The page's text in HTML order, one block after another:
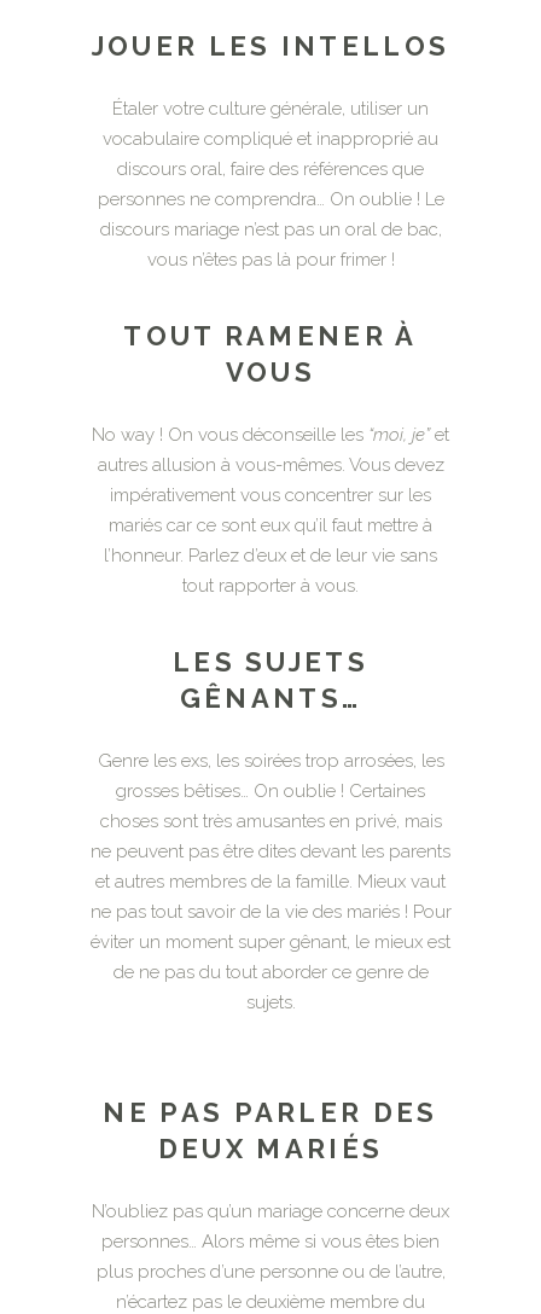
JOUER LES INTELLOS
Étaler votre culture générale, utiliser un
vocabulaire compliqué et inapproprié au
discours oral, faire des références que
personnes ne comprendra… On oublie ! Le
discours mariage n’est pas un oral de bac,
vous n’êtes pas là pour frimer !
TOUT RAMENER À
VOUS
No way ! On vous déconseille les “moi, je”et
autres allusion à vous-mêmes. Vous devez
impérativement vous concentrer sur les
mariés car ce sont eux qu’il faut mettre à
l’honneur. Parlez d’eux et de leur vie sans
tout rapporter à vous.
LES SUJETS
GÊNANTS…
Genre les exs, les soirées trop arrosées, les
grosses bêtises… On oublie ! Certaines
choses sont très amusantes en privé, mais
ne peuvent pas être dites devant les parents
et autres membres de la famille. Mieux vaut
ne pas tout savoir de la vie des mariés ! Pour
éviter un moment super gênant, le mieux est
de ne pas du tout aborder ce genre de
sujets.
NE PAS PARLER DES
DEUX MARIÉS
N’oubliez pas qu’un mariage concerne deux
personnes… Alors même si vous êtes bien
plus proches d’une personne ou de l’autre,
n’écartez pas le deuxième membre du